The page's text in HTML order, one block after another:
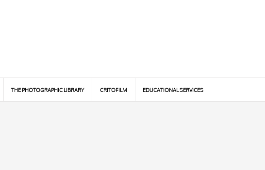
THE PHOTOGRAPHIC LIBRARY CRITOFILM EDUCATIONAL SERVICES